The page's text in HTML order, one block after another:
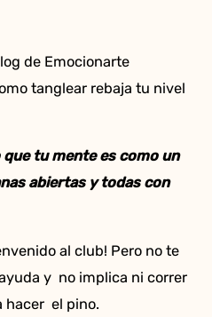
de Emocionarte
tanglear rebaja tu nivel
tu mente es como un
abiertas y todas con
al club! Pero no te
y no implica ni correr
hacer el pino.